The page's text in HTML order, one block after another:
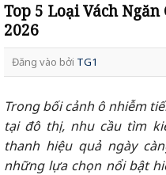
Top 5 Loại Vách
2026
Đăng vào bởi TG1
Trong bối cảnh ô nhiễm
tại đô thị, nhu cầu tìm
thanh hiệu quả ngày
những lựa chọn nổi bật